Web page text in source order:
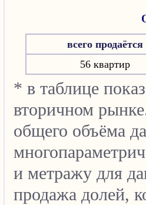
всего продаётся
56 квартир
* в таблице
вторичном
общего объёма
и метражу для
продажа долей,